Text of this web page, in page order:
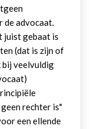
de advocaat.
juist gebaat is
(dat is zijn of
bij veelvuldig
rechter is"
een ellende